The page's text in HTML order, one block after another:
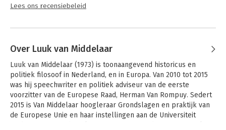
Lees ons recensiebeleid
Over Luuk van Middelaar
Luuk van Middelaar (1973) is toonaangevend historicus en
politiek filosoof in Nederland, en in Europa. Van 2010 tot 2015
was hij speechwriter en politiek adviseur van de eerste
voorzitter van de Europese Raad, Herman Van Rompuy. Sedert
2015 is Van Middelaar hoogleraar Grondslagen en praktijk van
de Europese Unie en haar instellingen aan de Universiteit